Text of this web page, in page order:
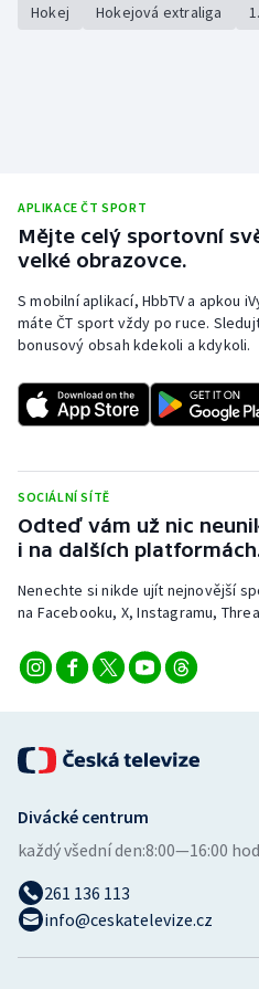
Hokej Hokejová extraliga
APLIKACE ČT SPORT
Mějte celý sportovní
velké obrazovce.
S mobilní aplikací, HbbTV a apkou
máte ČT sport vždy po ruce.
bonusový obsah kdekoli a kdykoli.
SOCIÁLNÍ SÍTĚ
Odteď vám už nic
i na dalších
Nenechte si nikde ujít nejnovější
na Facebooku, X, Instagramu,
Divácké centrum
každý všední den:8:00—16:00
261 136 113
info@ceskatelevize.cz